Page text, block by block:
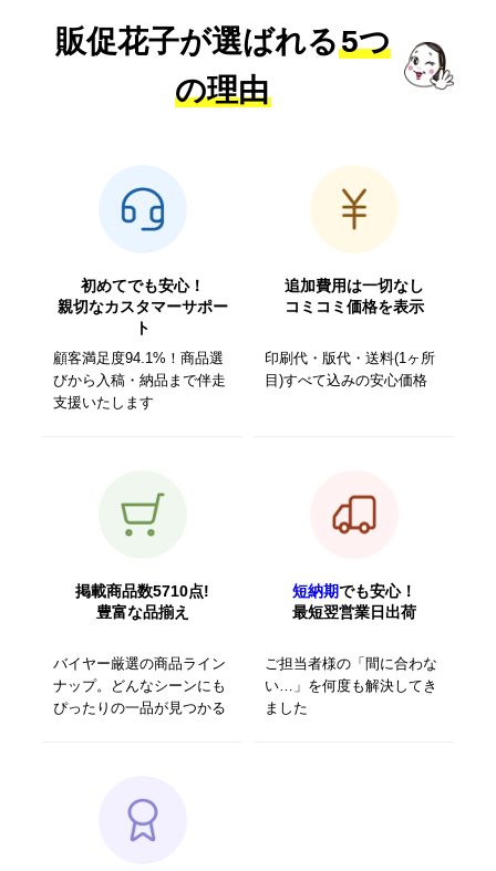
販促花子が選ばれる5つ
の理由
初めてでも安心！
親切なカスタマーサポー
ト
顧客満足度94.1%！商品選
びから入稿・納品まで伴走
支援いたします
追加費用は一切なし
コミコミ価格を表示
印刷代・版代・送料(1ヶ所
目)すべて込みの安心価格
掲載商品数5710点!
豊富な品揃え
バイヤー厳選の商品ライン
ナップ。どんなシーンにも
ぴったりの一品が見つかる
短納期でも安心！
最短翌営業日出荷
ご担当者様の「間に合わな
い…」を何度も解決してき
ました